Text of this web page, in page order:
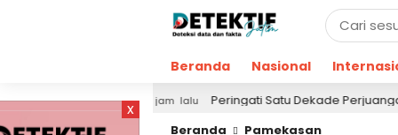
Beranda Nasional
x
21 jam lalu Peringati Satu Dekade Perjuangan, KMI
Beranda
Pamekasan